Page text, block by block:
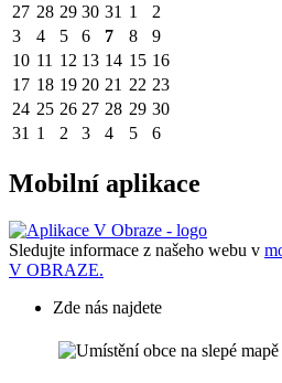
27 28 29 30 31 1
2
3
4 5 6 7 8
9
10 11 12 13 14 15 16
17 18 19 20 21 22 23
24 25 26 27 28 29 30
31 1 2 3 4 5 6
Mobilní aplikace
Sledujte informace z našeho webu v
V OBRAZE.
Zde nás najdete